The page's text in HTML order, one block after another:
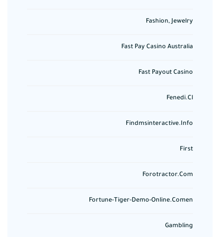
Fashion, Jewelry
Fast Pay Casino Australia
Fast Payout Casino
Fenedi.cl
Findmsinteractive.info
First
Forotractor.com
Fortune-Tiger-Demo-Online.comen
Gambling